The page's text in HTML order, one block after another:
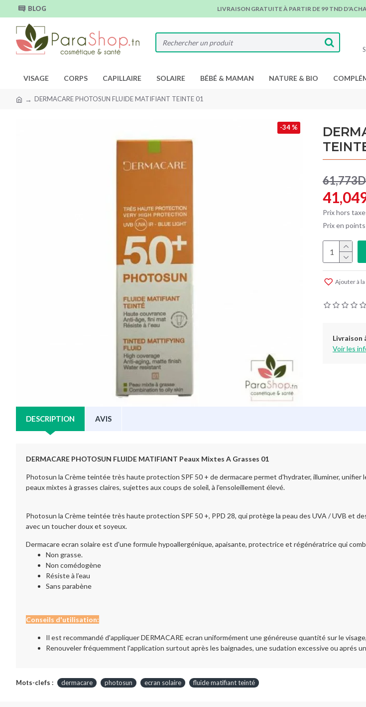
BLOG LIVRAISON GRATUITE À PARTIR DE 99 TND
VISAGE CORPS CAPILLAIRE SOLAIRE BÉBÉ & MAMAN NATURE & BIO
DERMACARE PHOTOSUN FLUIDE MATIFIANT TEINTE 01
-34 %
Prix hors
Prix en
Ajouter à
Livraison
Voir les
DESCRIPTION AVIS
DERMACARE PHOTOSUN FLUIDE MATIFIANT Peaux Mixtes A Grasses 01
Photosun la Crème teintée très haute protection SPF 50 + de dermacare permet d'hydrater, illuminer,
peaux mixtes à grasses claires, sujettes aux coups de soleil, à l'ensoleillement élevé.
Photosun la Crème teintée très haute protection SPF 50 +, PPD 28, qui protège la peau des UVA / UVB et
avec un toucher doux et soyeux.
Dermacare ecran solaire est d'une formule hypoallergénique, apaisante, protectrice et régénératrice qui
Non grasse.
Non comédogène
Résiste à l’eau
Sans parabène
Conseils d'utilisation:
Il est recommandé d'appliquer DERMACARE ecran uniformément une généreuse quantité sur le
Renouveler fréquemment l'application surtout après les baignades, une sudation excessive ou aprés
Mots-clefs : dermacare photosun ecran solaire fluide matifiant teinté